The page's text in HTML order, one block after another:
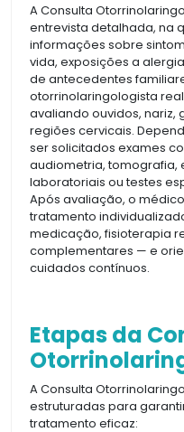
A Consulta
entrevista detalhada, na
informações sobre
vida, exposições a
de antecedentes
otorrinolaringologista
avaliando ouvidos, nariz,
regiões cervicais.
ser solicitados exames
audiometria, tomografia,
laboratoriais ou testes
Após avaliação, o
tratamento
medicação, fisioterapia
complementares — e
cuidados contínuos.
Etapas da
A Consulta
estruturadas para
tratamento eficaz: